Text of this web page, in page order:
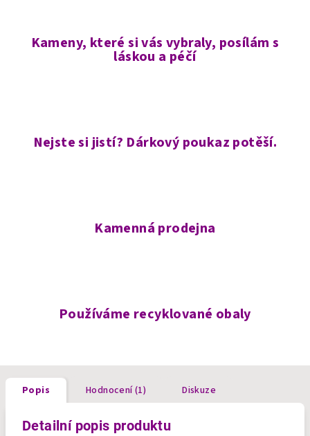
Kameny, které si vás vybraly, posílám s
láskou a péčí
Nejste si jistí? Dárkový poukaz potěší.
Kamenná prodejna
Používáme recyklované obaly
Popis Hodnocení (1) Diskuze
Detailní popis produktu